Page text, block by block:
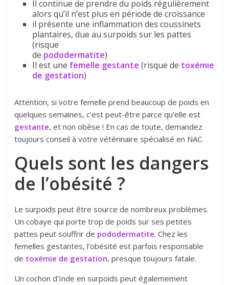
Il continue de prendre du poids régulièrement
alors qu’il n’est plus en période de croissance
il présente une inflammation des coussinets
plantaires, due au surpoids sur les pattes
(risque
de pododermatite)
Il est une femelle gestante (risque de toxémie
de gestation)
Attention, si votre femelle prend beaucoup de poids en
quelques semaines, c’est peut-être parce qu’elle est
gestante, et non obèse ! En cas de toute, demandez
toujours conseil à votre vétérinaire spécialisé en NAC.
Quels sont les dangers
de l’obésité ?
Le surpoids peut être source de nombreux problèmes.
Un cobaye qui porte trop de poids sur ses petites
pattes peut souffrir de pododermatite. Chez les
femelles gestantes, l’obésité est parfois responsable
de toxémie de gestation, presque toujours fatale.
Un cochon d’Inde en surpoids peut égalemement